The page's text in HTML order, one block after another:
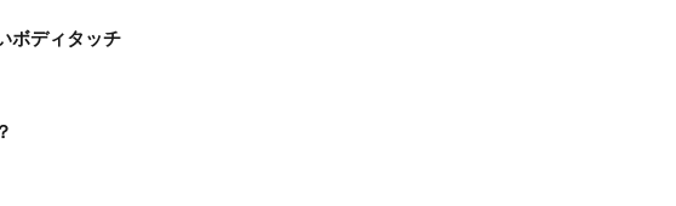
ボディタッチ